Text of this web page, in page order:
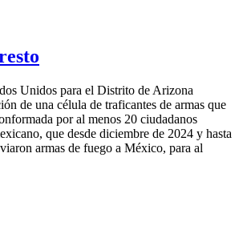
Unidos para el Distrito de Arizona
de una célula de traficantes de armas que
por al menos 20 ciudadanos
que desde diciembre de 2024 y hasta
armas de fuego a México, para al